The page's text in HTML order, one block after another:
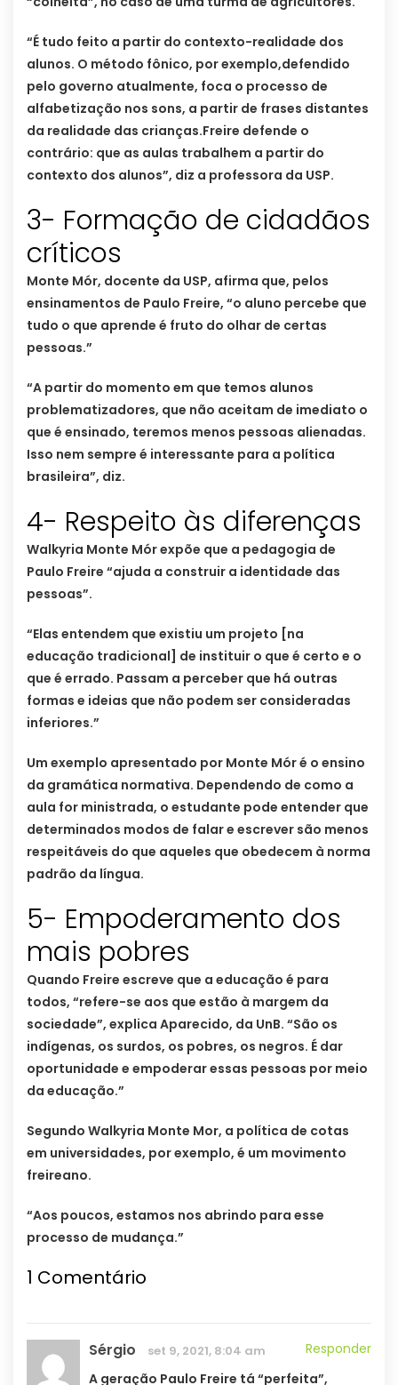
“É tudo feito a partir do contexto-realidade dos
alunos. O método fônico, por exemplo,defendido
pelo governo atualmente, foca o processo de
alfabetização nos sons, a partir de frases distantes
da realidade das crianças.Freire defende o
contrário: que as aulas trabalhem a partir do
contexto dos alunos”, diz a professora da USP.
3- Formação de cidadãos
críticos
Monte Mór, docente da USP, afirma que, pelos
ensinamentos de Paulo Freire, “o aluno percebe que
tudo o que aprende é fruto do olhar de certas
pessoas.”
“A partir do momento em que temos alunos
problematizadores, que não aceitam de imediato o
que é ensinado, teremos menos pessoas alienadas.
Isso nem sempre é interessante para a política
brasileira”, diz.
4- Respeito às diferenças
Walkyria Monte Mór expõe que a pedagogia de
Paulo Freire “ajuda a construir a identidade das
pessoas”.
“Elas entendem que existiu um projeto [na
educação tradicional] de instituir o que é certo e o
que é errado. Passam a perceber que há outras
formas e ideias que não podem ser consideradas
inferiores.”
Um exemplo apresentado por Monte Mór é o ensino
da gramática normativa. Dependendo de como a
aula for ministrada, o estudante pode entender que
determinados modos de falar e escrever são menos
respeitáveis do que aqueles que obedecem à norma
padrão da língua.
5- Empoderamento dos
mais pobres
Quando Freire escreve que a educação é para
todos, “refere-se aos que estão à margem da
sociedade”, explica Aparecido, da UnB. “São os
indígenas, os surdos, os pobres, os negros. É dar
oportunidade e empoderar essas pessoas por meio
da educação.”
Segundo Walkyria Monte Mor, a política de cotas
em universidades, por exemplo, é um movimento
freireano.
“Aos poucos, estamos nos abrindo para esse
processo de mudança.”
1 Comentário
Sérgio set 9, 2021, 8:04 am
Responder
A geração Paulo Freire tá “perfeita”,